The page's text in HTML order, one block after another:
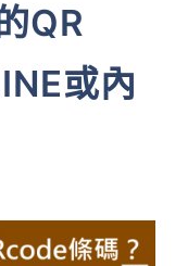
QR
或內